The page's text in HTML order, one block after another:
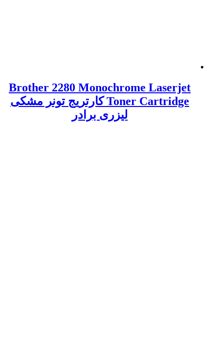
Brother 2280 Monochrome Laserjet
Toner Cartridge کارتریج تونر مشکی
لیزری برادر